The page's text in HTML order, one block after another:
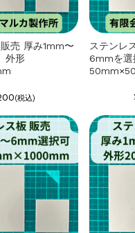
売 厚み1mm〜
外形
(税込)
ステンレ
6mmを選